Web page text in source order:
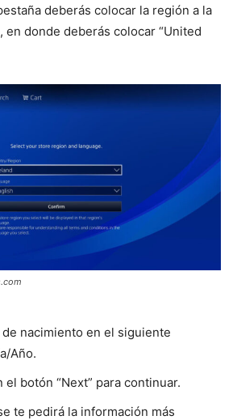
deberás colocar la región a la
donde deberás colocar “United
nacimiento en el siguiente
Año.
el botón “Next” para continuar.
te pedirá la información más